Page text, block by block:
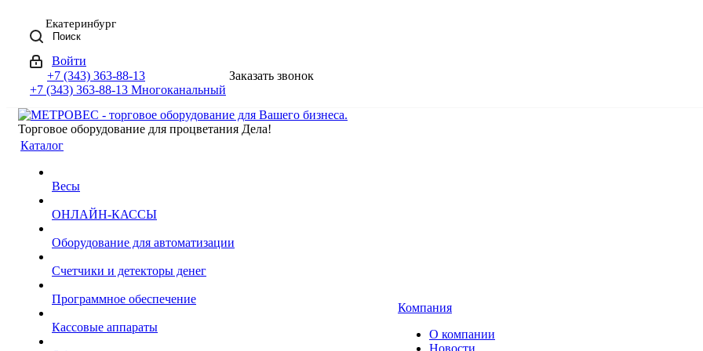
Екатеринбург
Поиск
Войти
+7 (343) 363-88-13
+7 (343) 363-88-13 Многоканальный
Заказать звонок
Торговое оборудование для процветания Дела!
Каталог
Весы
ОНЛАЙН-КАССЫ
Оборудование для автоматизации
Счетчики и детекторы денег
Программное обеспечение
Кассовые аппараты
Компания
О компании
Новости